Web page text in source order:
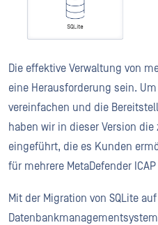
Die effektive Verwaltung von
eine Herausforderung sein.
vereinfachen und die
haben wir in dieser Version
eingeführt, die es Kunden
für mehrere MetaDefender
Mit der Migration von SQLite